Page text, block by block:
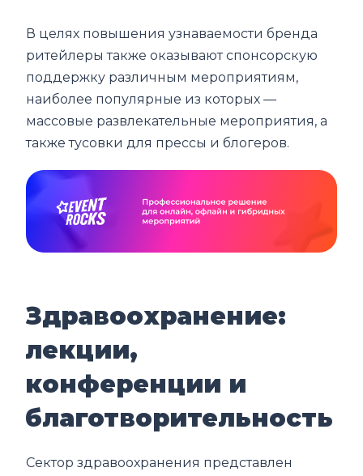
В целях повышения узнаваемости бренда
ритейлеры также оказывают спонсорскую
поддержку различным мероприятиям,
наиболее популярные из которых —
массовые развлекательные мероприятия, а
также тусовки для прессы и блогеров.
Здравоохранение:
лекции,
конференции и
благотворительность
Сектор здравоохранения представлен